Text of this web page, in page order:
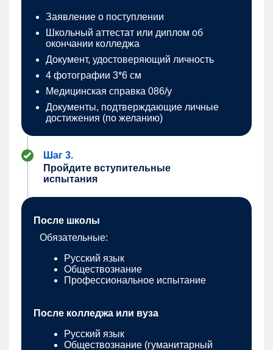
Заявление о поступлении
Школьный аттестат или диплом об
окончании колледжа
Документ, удостоверяющий личность
4 фотографии 3*6 см
Медицинская справка 086/у
Документы, подтверждающие личные
достижения (по желанию)
Шаг 3.
Пройдите вступительные
испытания
После школы
Обязательные:
Русский язык
Обществознание
Профессиональное испытание
После колледжа или вуза
Русский язык
Обществознание (гуманитарный